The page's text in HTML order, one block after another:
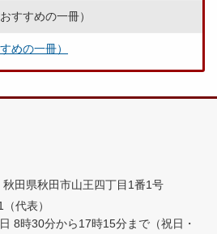
すすめの一冊）
めの一冊）
田県秋田市山王四丁目1番1号
代表）
8時30分から17時15分まで （祝日・